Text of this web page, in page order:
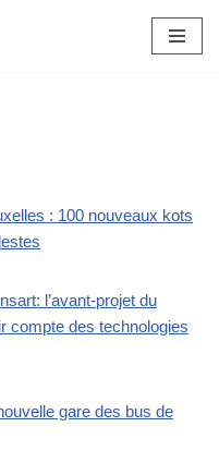
: 100 nouveaux kots
l’avant-projet du
compte des technologies
gare des bus de